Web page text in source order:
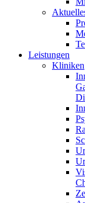
Leistungen
Kliniken